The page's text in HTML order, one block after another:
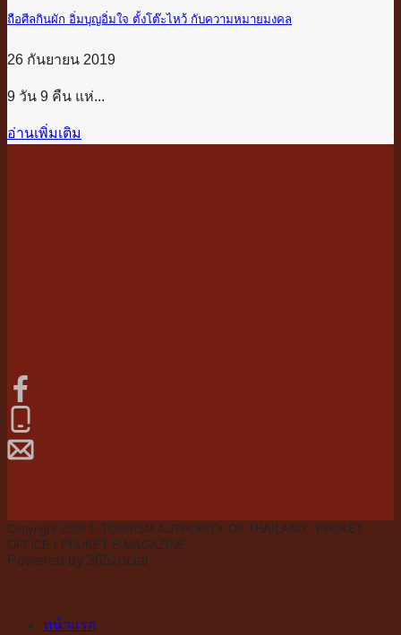
ถือศีลกินผัก อิ่มบุญอิ่มใจ ตั้งโต๊ะไหว้ กับความหมายมงคล
26 กันยายน 2019
9 วัน 9 คืน แห่...
อ่านเพิ่มเติม
Copyright 2026 © TOURISM AUTHORITY OF THAILAND : PHUKET
OFFICE / PHUKET E-MAGAZINE
Powered by 365zocial
หน้าแรก